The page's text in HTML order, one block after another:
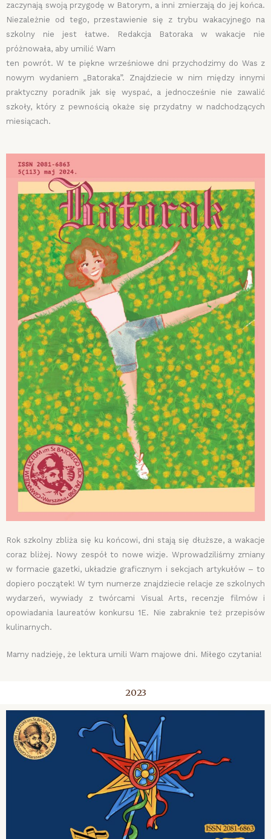
zaczynają swoją przygodę w Batorym, a inni zmierzają do jej końca.
Niezależnie od tego, przestawienie się z trybu wakacyjnego na
szkolny nie jest łatwe. Redakcja Batoraka w wakacje nie
próżnowała, aby umilić Wam
ten powrót. W te piękne wrześniowe dni przychodzimy do Was z
nowym wydaniem „Batoraka”. Znajdziecie w nim między innymi
praktyczny poradnik jak się wyspać, a jednocześnie nie zawalić
szkoły, który z pewnością okaże się przydatny w nadchodzących
miesiącach.
Rok szkolny zbliża się ku końcowi, dni stają się dłuższe, a wakacje
coraz bliżej. Nowy zespół to nowe wizje. Wprowadziliśmy zmiany
w formacie gazetki, układzie graficznym i sekcjach artykułów – to
dopiero początek! W tym numerze znajdziecie relacje ze szkolnych
wydarzeń, wywiady z twórcami Visual Arts, recenzje filmów i
opowiadania laureatów konkursu 1E. Nie zabraknie też przepisów
kulinarnych.
Mamy nadzieję, że lektura umili Wam majowe dni. Miłego czytania!
2023